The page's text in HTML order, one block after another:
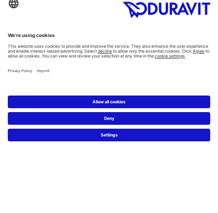
Alla Kategorier
Planering
Badrumsplaneraren
Badrumsexperter definierar drömbadrum
Nyheter & Presss releaser
Hitta en återförsäljare
FAQs